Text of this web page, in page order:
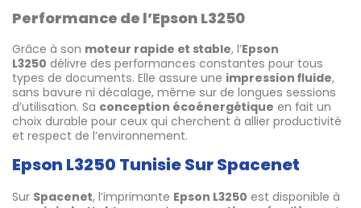
Performance de l’Epson L3250
Grâce à son moteur rapide et stable, l’Epson
L3250 délivre des performances constantes pour tous
types de documents. Elle assure une impression fluide,
sans bavure ni décalage, même sur de longues sessions
d’utilisation. Sa conception écoénergétique en fait un
choix durable pour ceux qui cherchent à allier productivité
et respect de l’environnement.
Epson L3250 Tunisie Sur Spacenet
Sur Spacenet, l’imprimante Epson L3250 est disponible à